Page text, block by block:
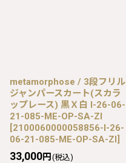
metamorphose / 3段フリル
ジャンパースカート(スカラ
ップレース) 黒Ｘ白 I-26-06-
21-085-ME-OP-SA-ZI
[2100060000058856-I-26-
06-21-085-ME-OP-SA-ZI]
33,000円 (税込)